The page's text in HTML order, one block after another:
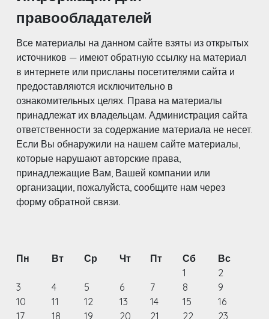
правообладателей
Все материалы на данном сайте взяты из открытых
источников — имеют обратную ссылку на материал
в интернете или присланы посетителями сайта и
предоставляются исключительно в
ознакомительных целях. Права на материалы
принадлежат их владельцам. Администрация сайта
ответственности за содержание материала не несет.
Если Вы обнаружили на нашем сайте материалы,
которые нарушают авторские права,
принадлежащие Вам, Вашей компании или
организации, пожалуйста, сообщите нам через
форму обратной связи.
Пн Вт Ср Чт Пт Сб
Вс
1
2
3
4 5 6 7 8
9
10
11 12 13 14 15
16
17
18 19 20 21 22 23